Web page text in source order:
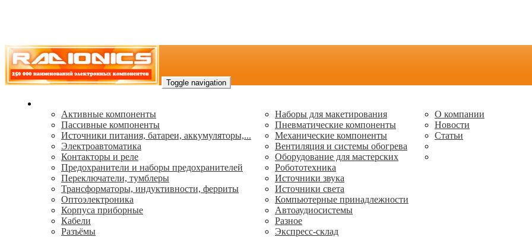
Toggle navigation
Активные компоненты
Пассивные компоненты
Источники питания, батареи, аккумуляторы,...
Электроавтоматика
Контакторы и реле
Предохранители и наборы предохранителей
Переключатели, тумблеры
Трансформаторы, индуктивности, ферриты
Oптоэлектроника
Корпуса приборные
Кабели
Разъёмы
Наборы для макетирования
Пневматические компоненты
Механические компоненты
Вентиляция и системы обогрева
Оборудование для мастерских
Робототехника
Источники звука
Источники света
Компьютерные принадлежности
Автоаудиосистемы
Разное
Экспресс-склад
О компании
Новости
Статьи